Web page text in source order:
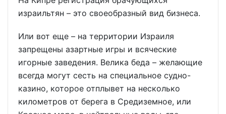
израильтян ­– это своеобразный вид бизнеса.
Или вот еще – на территории Израиля
запрещены азартные игры и всяческие
игорные заведения. Велика беда – желающие
всегда могут сесть на специальное судно-
казино, которое отплывет на несколько
километров от берега в Средиземное, или